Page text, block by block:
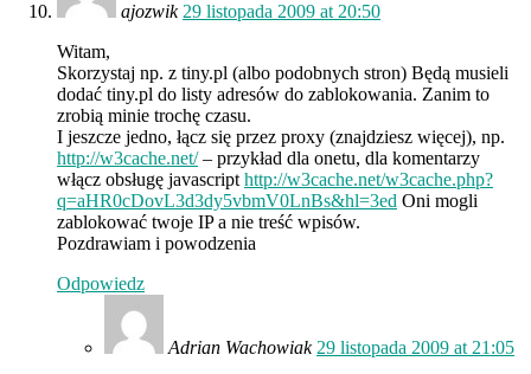
ajozwik 29 listopada 2009 at 20:50
Witam,
Skorzystaj np. z tiny.pl (albo podobnych stron) Będą musieli
dodać tiny.pl do listy adresów do zablokowania. Zanim to
zrobią minie trochę czasu.
I jeszcze jedno, łącz się przez proxy (znajdziesz więcej), np.
http://w3cache.net/– przykład dla onetu, dla komentarzy
włącz obsługę javascript http://w3cache.net/w3cache.php?
q=aHR0cDovL3d3dy5vbmV0LnBs&hl=3ed Oni mogli
zablokować twoje IP a nie treść wpisów.
Pozdrawiam i powodzenia
Odpowiedz
Adrian Wachowiak 29 listopada 2009 at 21:05